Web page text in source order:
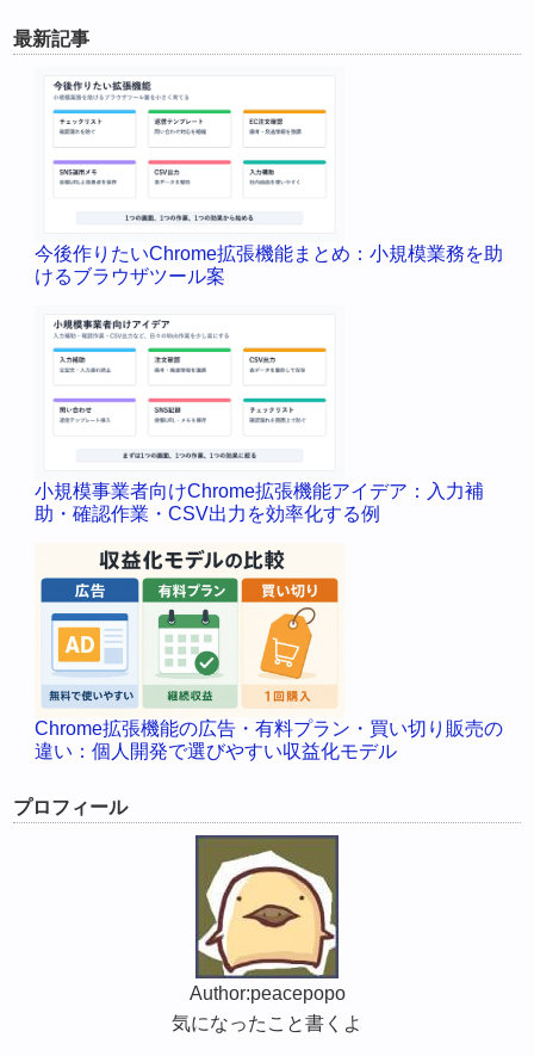
最新記事
今後作りたいChrome拡張機能まとめ：小規模業務を助
けるブラウザツール案
小規模事業者向けChrome拡張機能アイデア：入力補
助・確認作業・CSV出力を効率化する例
Chrome拡張機能の広告・有料プラン・買い切り販売の
違い：個人開発で選びやすい収益化モデル
プロフィール
Author:peacepopo
気になったこと書くよ